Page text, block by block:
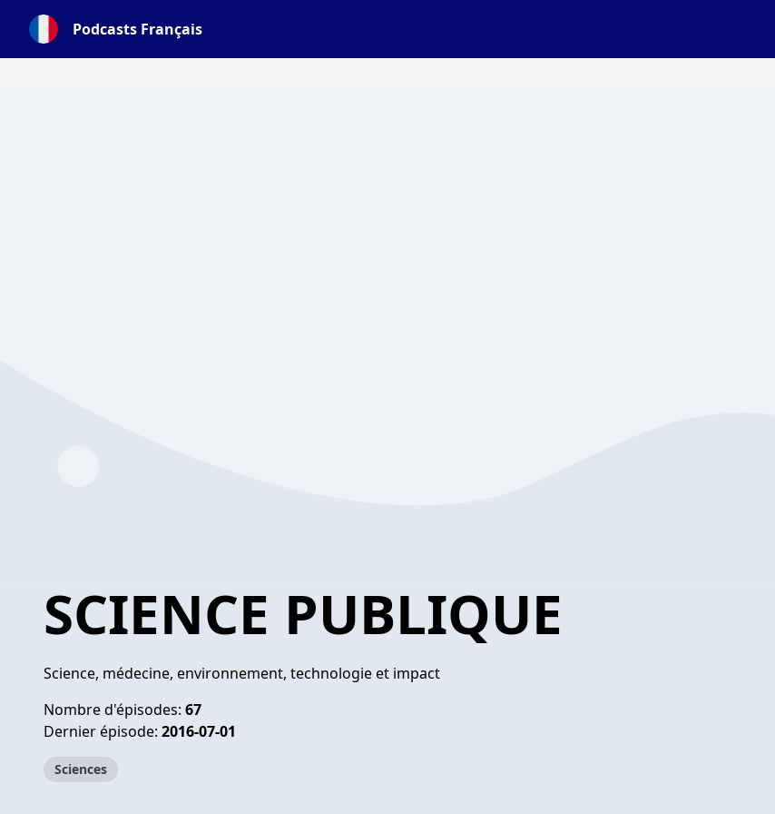
Podcasts Français
SCIENCE PUBLIQUE
Science, médecine, environnement, technologie et impact
Nombre d'épisodes: 67
Dernier épisode: 2016-07-01
Sciences